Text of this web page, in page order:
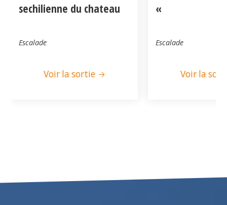
sechilienne du chateau
Escalade
Voir la sortie
«
Escalade
Voir la